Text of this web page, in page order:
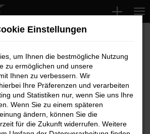
Ihre Reifen und
und kostengünstig
Einstellungen
um Ihnen die bestmögliche Nutzung
zu ermöglichen und unsere
Ihnen zu verbessern. Wir
Ihre Präferenzen und verarbeiten
und Statistiken nur, wenn Sie uns Ihre
Wenn Sie zu einem späteren
ändern, können Sie die
für die Zukunft widerrufen. Weitere